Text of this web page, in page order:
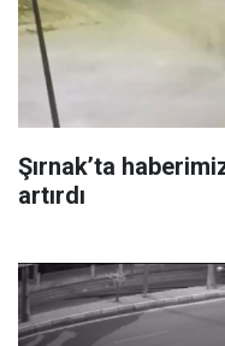
Şırnak’ta
artırdı